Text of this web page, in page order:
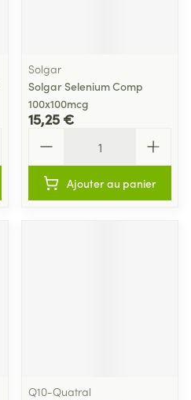
Solgar
Solgar Selenium Comp
100x100mcg
15,25 €
Ajouter au panier
Q10-Quatral